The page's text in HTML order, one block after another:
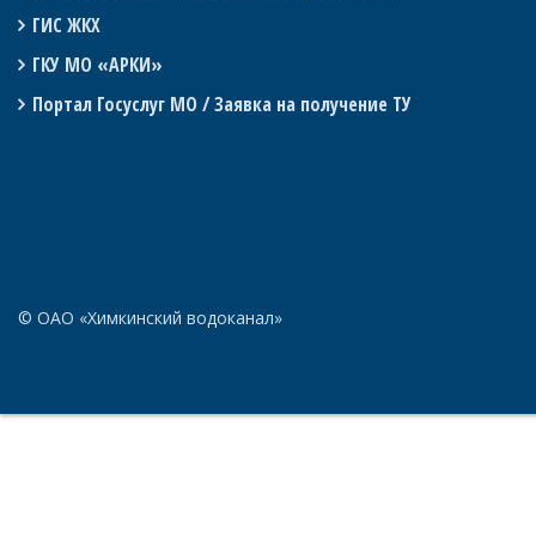
ГИС ЖКХ
ГКУ МО «АРКИ»
Портал Госуслуг МО / Заявка на получение ТУ
© ОАО «Химкинский водоканал»